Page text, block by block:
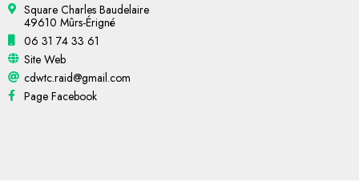
Square Charles Baudelaire
49610 Mûrs-Érigné
06 31 74 33 61
Site Web
cdwtc.raid@gmail.com
Page Facebook